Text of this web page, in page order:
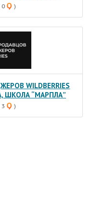
0 )
WILDBERRIES
ШКОЛА “МАРПЛА”
3 )